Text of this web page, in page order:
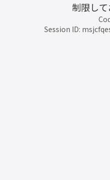
制限して
Session ID: